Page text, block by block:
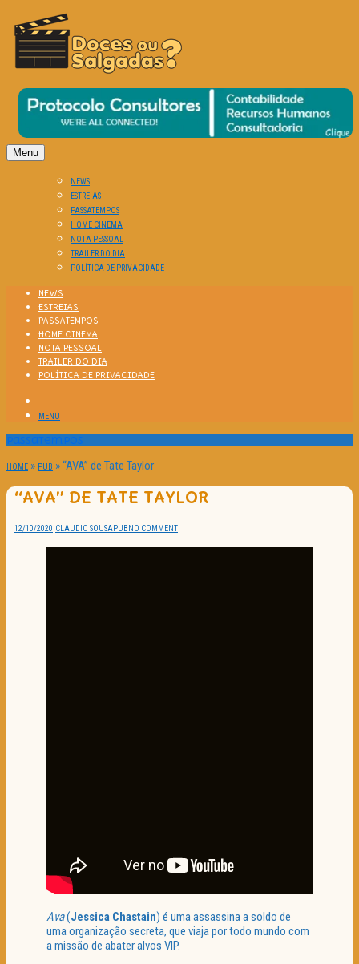
DOCES OU SALGADAS?
O Cinema? Uma Paixão!!
Menu
NEWS
ESTREIAS
PASSATEMPOS
HOME CINEMA
NOTA PESSOAL
TRAILER DO DIA
POLÍTICA DE PRIVACIDADE
NEWS
ESTREIAS
PASSATEMPOS
HOME CINEMA
NOTA PESSOAL
TRAILER DO DIA
POLÍTICA DE PRIVACIDADE
MENU
Passatempos
HOME » PUB »“AVA” de Tate Taylor
“AVA” DE TATE TAYLOR
12/10/2020 CLAUDIO SOUSAPUB NO COMMENT
Ava(Jessica Chastain) é uma assassina a soldo de
uma organização secreta, que viaja por todo mundo com
a missão de abater alvos VIP.